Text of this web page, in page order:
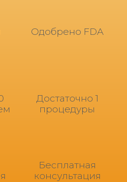
Одобрено FDA
Достаточно 1
процедуры
Бесплатная
консультация